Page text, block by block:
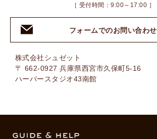
［ 受付時間：9:00～17:00 ］
フォームでのお問い合わせ
株式会社シュゼット
〒 662-0927 兵庫県西宮市久保町5-16
ハーバースタジオ43南館